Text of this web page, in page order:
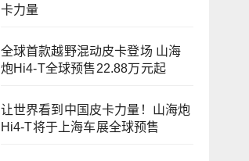
卡力量
全球首款越野混动皮卡登场 山海
炮Hi4-T全球预售22.88万元起
让世界看到中国皮卡力量！山海炮
Hi4-T将于上海车展全球预售